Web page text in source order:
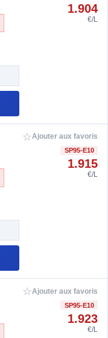
1.904
€/L
☆Ajouter aux favoris
SP95-E10
1.915
€/L
☆Ajouter aux favoris
SP95-E10
1.923
€/L